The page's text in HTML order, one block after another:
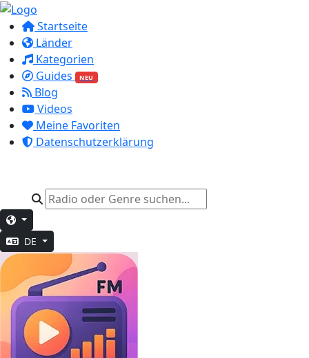
Startseite
Länder
Kategorien
Guides
NEU
Blog
Videos
Meine Favoriten
Datenschutzerklärung
DE